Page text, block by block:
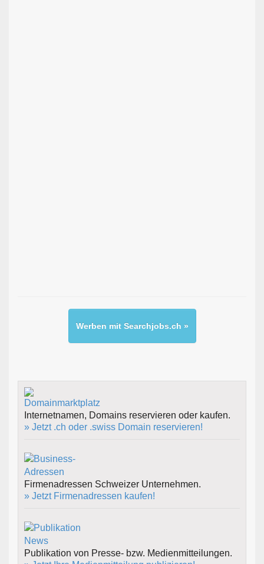
Werben mit Searchjobs.ch »
Internetnamen, Domains reservieren oder kaufen.
» Jetzt .ch oder .swiss Domain reservieren!
Firmenadressen Schweizer Unternehmen.
» Jetzt Firmenadressen kaufen!
Publikation von Presse- bzw. Medienmitteilungen.